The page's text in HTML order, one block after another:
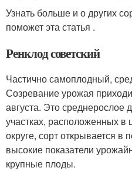
Узнать больше и о других
поможет эта статья .
Ренклод советский
Частично самоплодный,
Созревание урожая
августа. Это среднерослое
участках, расположенных в
округе, сорт открывается
высокие показатели
крупные плоды.